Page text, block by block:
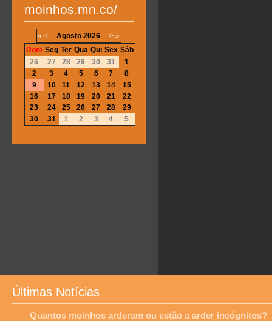
moinhos.mn.co/
« < Agosto 2026 > »
Dom Seg Ter Qua Qui Sex Sáb
26
27 28 29 30 31
1
2
3 4 5 6 7
8
9
10 11 12 13 14
15
16
17 18 19 20 21
22
23
24 25 26 27 28
29
30
31 1 2 3 4 5
Últimas Notícias
Quantos moinhos arderam ou estão a arder incógnitos?